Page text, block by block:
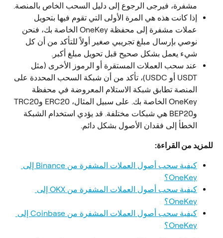
مشفرة، فيرجى الرجوع إلى دليل السحب الخاص بالمنصة.
إذا كانت هذه هي المرة الأولى التي تقوم فيها بتحويل
عملات مشفرة إلى محفظة OneKey الخاصة بك، فنحن
نوصي بإرسال مبلغ تجريبي صغير أولاً للتأكد من أن كل
شيء يعمل بشكل صحيح قبل تحويل مبلغ أكبر.
عند سحب العملات المستقرة أو الرموز الأخرى (مثل
USDT أو USDC)، تأكد من أن شبكة السحب المحددة على
المنصة تطابق شبكة الاستلام المعروضة في محفظة
وBEP20 هي شبكات مختلفة. قد يؤدي استخدام الشبكة
الخطأ إلى فقدان الأصول بشكل دائم.
للمزيد من القراءة:
كيفية سحب أصول العملات المشفرة من Binance إلى
OneKey؟
كيفية سحب أصول العملات المشفرة من OKX إلى
OneKey؟
كيفية سحب أصول العملات المشفرة من Coinbase إلى
OneKey؟